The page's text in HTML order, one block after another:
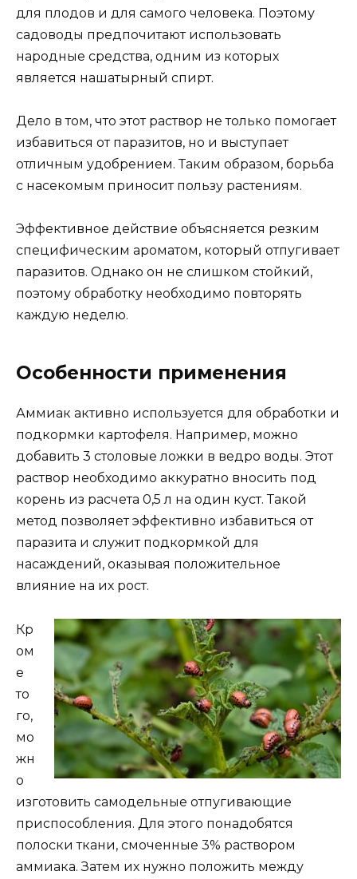
для плодов и для самого человека. Поэтому
садоводы предпочитают использовать
народные средства, одним из которых
является нашатырный спирт.
Дело в том, что этот раствор не только помогает
избавиться от паразитов, но и выступает
отличным удобрением. Таким образом, борьба
с насекомым приносит пользу растениям.
Эффективное действие объясняется резким
специфическим ароматом, который отпугивает
паразитов. Однако он не слишком стойкий,
поэтому обработку необходимо повторять
каждую неделю.
Особенности применения
Аммиак активно используется для обработки и
подкормки картофеля. Например, можно
добавить 3 столовые ложки в ведро воды. Этот
раствор необходимо аккуратно вносить под
корень из расчета 0,5 л на один куст. Такой
метод позволяет эффективно избавиться от
паразита и служит подкормкой для
насаждений, оказывая положительное
влияние на их рост.
Кр
ом
е
то
го,
мо
жн
о
изготовить самодельные отпугивающие
приспособления. Для этого понадобятся
полоски ткани, смоченные 3% раствором
аммиака. Затем их нужно положить между